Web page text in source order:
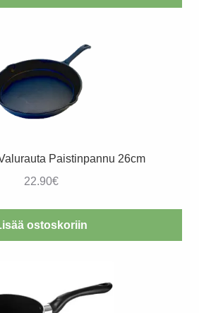
Paistinpannu 26cm
22.90€
ostoskoriin